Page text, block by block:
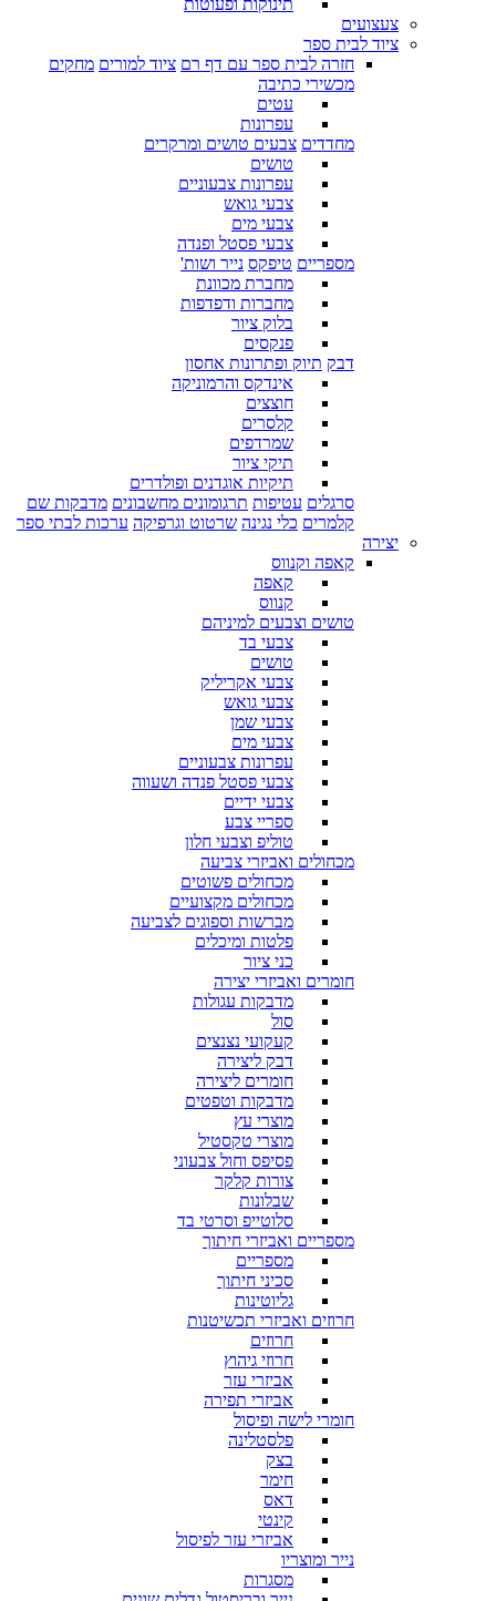
תינוקות ופעוטות
צעצועים
ציוד לבית ספר
חזרה לבית ספר עם דף רם ציוד למורים מחקים
מכשירי כתיבה
עטים
עפרונות
מחדדים צבעים טושים ומרקרים
טושים
עפרונות צבעוניים
צבעי גואש
צבעי מים
צבעי פסטל ופנדה
מספריים טיפקס נייר ושות'
מחברת מכוונת
מחברות ודפדפות
בלוק ציור
פנקסים
דבק תיוק ופתרונות אחסון
אינדקס והרמוניקה
חוצצים
קלסרים
שמרדפים
תיקי ציור
תיקיות אוגדנים ופולדרים
סרגלים עטיפות תרגומונים מחשבונים מדבקות שם
קלמרים כלי נגינה שרטוט וגרפיקה ערכות לבתי ספר
יצירה
קאפה וקנווס
קאפה
קנווס
טושים וצבעים למיניהם
צבעי בד
טושים
צבעי אקריליק
צבעי גואש
צבעי שמן
צבעי מים
עפרונות צבעוניים
צבעי פסטל פנדה ושעווה
צבעי ידיים
ספריי צבע
טוליפ וצבעי חלון
מכחולים ואביזרי צביעה
מכחולים פשוטים
מכחולים מקצועיים
מברשות וספוגים לצביעה
פלטות ומיכלים
כני ציור
חומרים ואביזרי יצירה
מדבקות עגולות
סול
קעקועי נצנצים
דבק ליצירה
חומרים ליצירה
מדבקות וטפטים
מוצרי עץ
מוצרי טקסטיל
פסיפס וחול צבעוני
צורות קלקר
שבלונות
סלוטייפ וסרטי בד
מספריים ואביזרי חיתוך
מספריים
סכיני חיתוך
גליוטינות
חרוזים ואביזרי תכשיטנות
חרוזים
חרוזי גיהוץ
אביזרי עזר
אביזרי תפירה
חומרי לישה ופיסול
פלסטלינה
בצק
חימר
דאס
קינטי
אביזרי עזר לפיסול
נייר ומוצריו
מסגרות